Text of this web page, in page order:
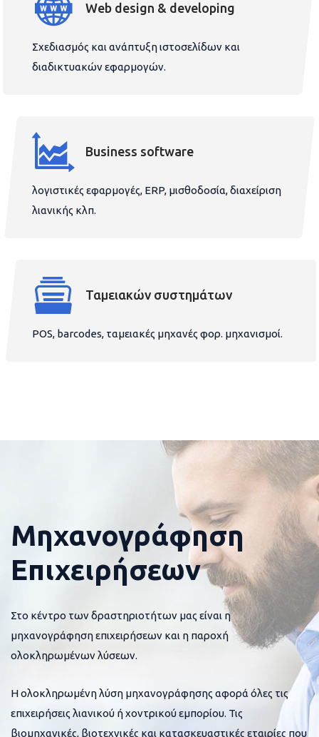
Web design & developing
Σχεδιασμός και ανάπτυξη ιστοσελίδων και
διαδικτυακών εφαρμογών.
Business software
λογιστικές εφαρμογές, ERP, μισθοδοσία, διαχείριση
λιανικής κλπ.
Ταμειακών συστημάτων
POS, barcodes, ταμειακές μηχανές φορ. μηχανισμοί.
Μηχανογράφηση
Επιχειρήσεων
Στο κέντρο των δραστηριοτήτων μας είναι η
μηχανογράφηση επιχειρήσεων και η παροχή
ολοκληρωμένων λύσεων.
Η ολοκληρωμένη λύση μηχανογράφησης αφορά όλες τις
επιχειρήσεις λιανικού ή χοντρικού εμπορίου. Τις
βιομηχανικές, βιοτεχνικές και κατασκευαστικές εταιρίες που